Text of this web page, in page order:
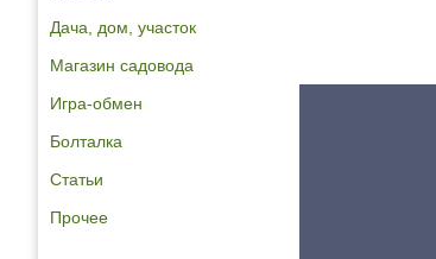
Дача, дом, участок
Магазин садовода
Игра-обмен
Болталка
Статьи
Прочее